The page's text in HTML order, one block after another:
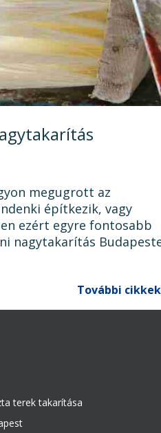
megugrott az
építkezik, vagy
ezért egyre fontosabb
nagytakarítás
További cikkek
terek takarítása